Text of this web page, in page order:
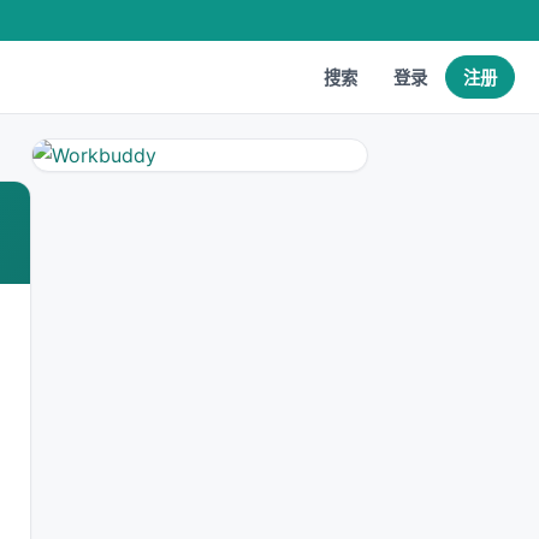
搜索 登录 注册